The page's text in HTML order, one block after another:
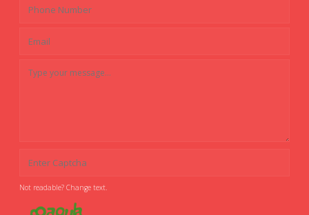
Not readable? Change text.